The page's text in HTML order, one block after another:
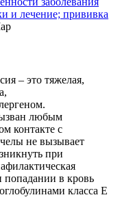
и лечение; прививка
– это тяжелая,
любым
контакте с
не вызывает
при
попадании в кровь
класса E